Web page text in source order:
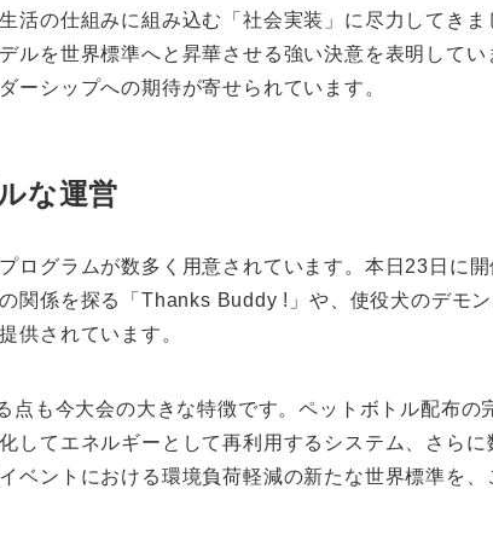
活の仕組みに組み込む「社会実装」に尽力してきま
ルを世界標準へと昇華させる強い決意を表明してい
ーシップへの期待が寄せられています。
な運営
ログラムが数多く用意されています。本日23日に開
関係を探る「Thanks Buddy !」や、使役犬のデモ
供されています。
も今大会の大きな特徴です。ペットボトル配布の
してエネルギーとして再利用するシステム、さらに
ベントにおける環境負荷軽減の新たな世界標準を、